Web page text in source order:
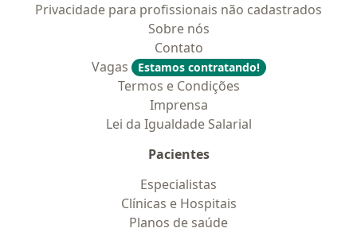
Privacidade para profissionais não cadastrados
Sobre nós
Contato
Vagas
Estamos contratando!
Termos e Condições
Imprensa
Lei da Igualdade Salarial
Pacientes
Especialistas
Clínicas e Hospitais
Planos de saúde